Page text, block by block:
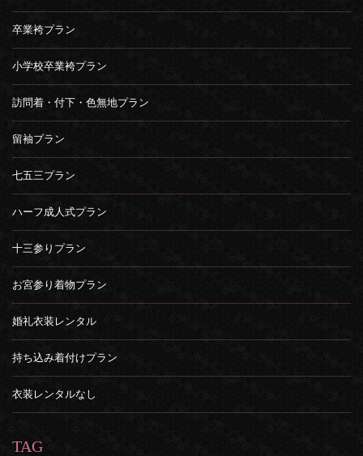
卒業袴プラン
小学校卒業袴プラン
訪問着・付下・色無地プラン
留袖プラン
七五三プラン
ハーフ成人式プラン
十三参りプラン
お宮参り着物プラン
婚礼衣装レンタル
持ち込み着付けプラン
衣装レンタルなし
TAG